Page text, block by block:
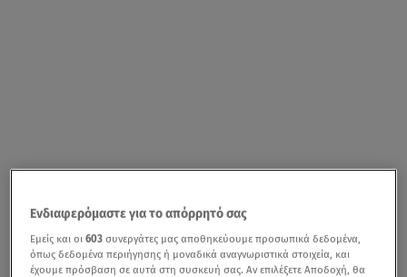
Ενδιαφερόμαστε για το απόρρητό σας
Εμείς και οι603 συνεργάτες μας αποθηκεύουμε προσωπικά δεδομένα,
όπως δεδομένα περιήγησης ή μοναδικά αναγνωριστικά στοιχεία, και
έχουμε πρόσβαση σε αυτά στη συσκευή σας. Αν επιλέξετε Αποδοχή, θα